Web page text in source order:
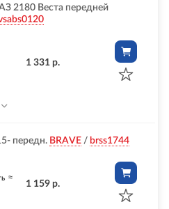
2180 Веста передней
1 331 р.
передн. BRAVE / brss1744
≈
1 159 р.